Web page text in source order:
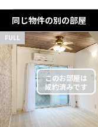
同じ物件の別の部屋
FULL